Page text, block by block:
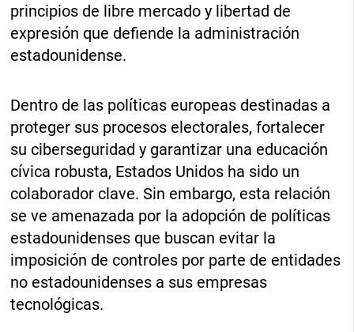
principios de libre mercado y libertad de
expresión que defiende la administración
estadounidense.
Dentro de las políticas europeas destinadas a
proteger sus procesos electorales, fortalecer
su ciberseguridad y garantizar una educación
cívica robusta, Estados Unidos ha sido un
colaborador clave. Sin embargo, esta relación
se ve amenazada por la adopción de políticas
estadounidenses que buscan evitar la
imposición de controles por parte de entidades
no estadounidenses a sus empresas
tecnológicas.